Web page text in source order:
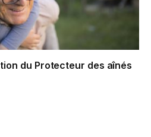
du Protecteur des aînés